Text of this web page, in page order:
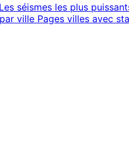
Les séismes les plus
ville Pages villes avec